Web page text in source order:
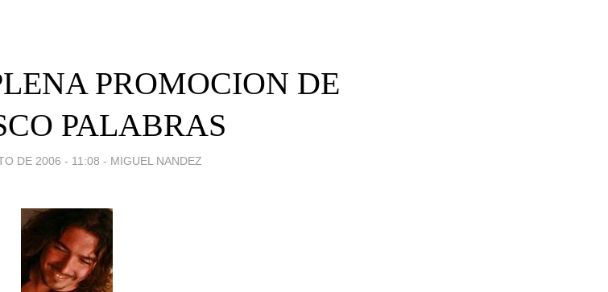
PROMOCION DE
PALABRAS
DE 2006 - 11:08 - MIGUEL NANDEZ